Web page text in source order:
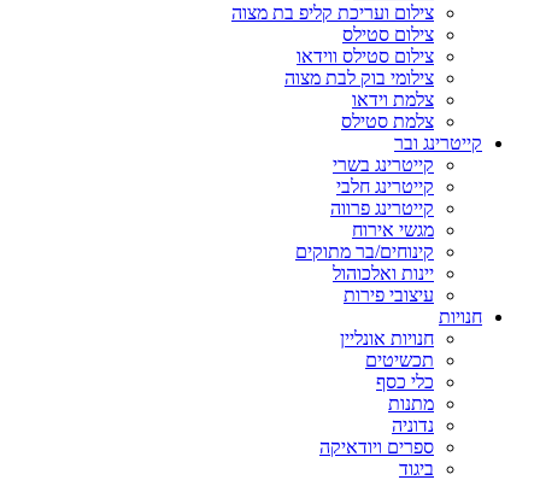
צילום ועריכת קליפ בת מצוה
צילום סטילס
צילום סטילס ווידאו
צילומי בוק לבת מצוה
צלמת וידאו
צלמת סטילס
קייטרינג ובר
קייטרינג בשרי
קייטרינג חלבי
קייטרינג פרווה
מגשי אירוח
קינוחים/בר מתוקים
יינות ואלכוהול
עיצובי פירות
חנויות
חנויות אונליין
תכשיטים
כלי כסף
מתנות
נדוניה
ספרים ויודאיקה
ביגוד